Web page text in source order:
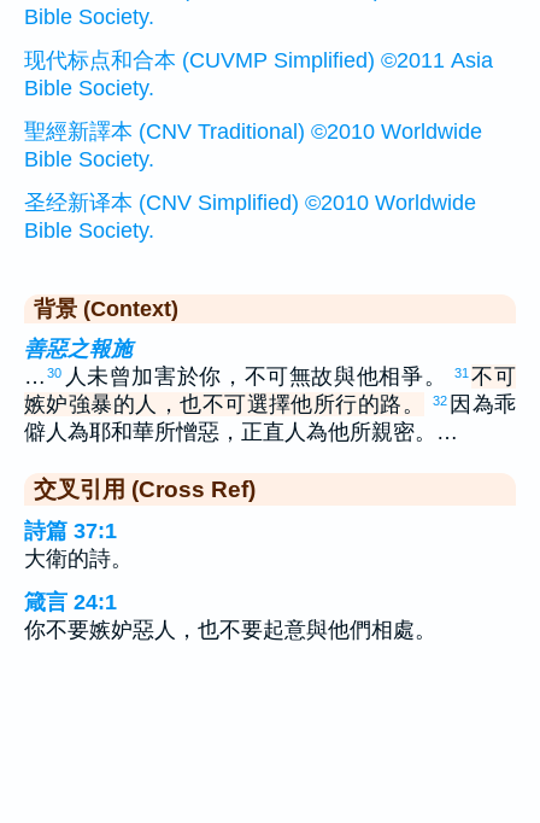
Bible Society.
现代标点和合本 (CUVMP Simplified) ©2011 Asia
Bible Society.
聖經新譯本 (CNV Traditional) ©2010 Worldwide
Bible Society.
圣经新译本 (CNV Simplified) ©2010 Worldwide
Bible Society.
背景 (Context)
善惡之報施
… 30 人未曾加害於你，不可無故與他相爭。 31 不可
嫉妒強暴的人，也不可選擇他所行的路。
32 因為乖
僻人為耶和華所憎惡，正直人為他所親密。…
交叉引用 (Cross Ref)
詩篇 37:1
大衛的詩。
箴言 24:1
你不要嫉妒惡人，也不要起意與他們相處。